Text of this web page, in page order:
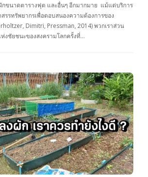
ขนาดตารางฟุต และอื่นๆ อีกมากมาย แม้แต่บริการ
รรทรัพยากรเพื่อตอบสนองความต้องการของ
Dimitri, Pressman, 2014) พวกเราส่วน
งชัยชนะของสงครามโลกครั้งที่…